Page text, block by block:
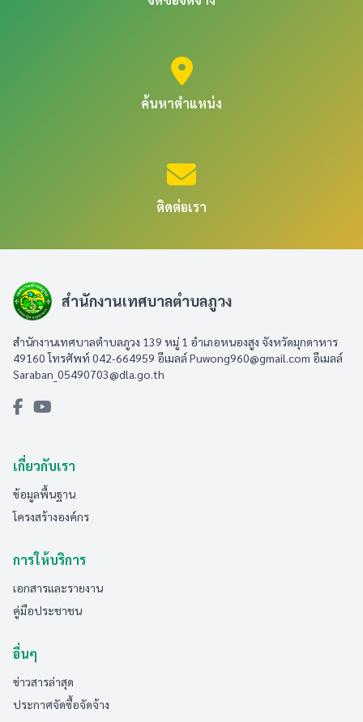
ค้นหาตำแหน่ง
ติดต่อเรา
สำนักงานเทศบาลตำบลภูวง
สำนักงานเทศบาลตำบลภูวง 139 หมู่ 1 อำเภอหนองสูง จังหวัดมุกดาหาร
49160 โทรศัพท์ 042-664959 อีเมลล์Puwong960@gmail.com อีเมลล์
Saraban_05490703@dla.go.th
เกี่ยวกับเรา
ข้อมูลพื้นฐาน
โครงสร้างองค์กร
การให้บริการ
เอกสารและรายงาน
คู่มือประชาชน
อื่นๆ
ข่าวสารล่าสุด
ประกาศจัดซื้อจัดจ้าง